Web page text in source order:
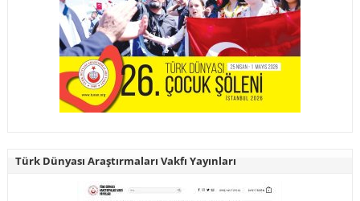
Türk Dünyası Araştırmaları Vakfı Yayınları